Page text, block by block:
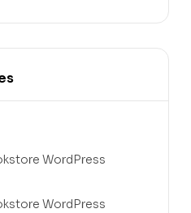
WordPress
WordPress